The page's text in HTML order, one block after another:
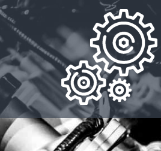
Skip
content